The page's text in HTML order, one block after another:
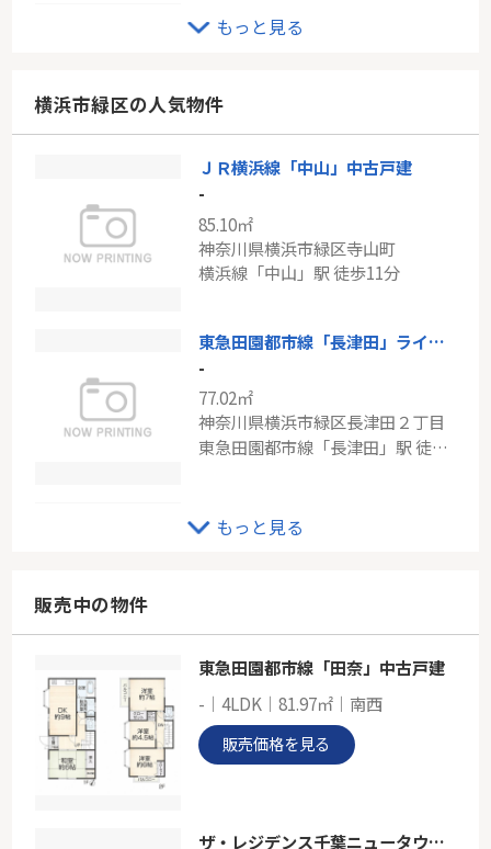
-
東急東横線「綱島」駅 徒歩17分
102.92㎡
もっと見る
横浜市緑区の人気物件
ＪＲ横浜線「中山」中古戸建
-
85.10㎡
神奈川県横浜市緑区寺山町
横浜線「中山」駅 徒歩11分
東急田園都市線「長津田」ライム長津田壱番館
-
77.02㎡
神奈川県横浜市緑区長津田２丁目
東急田園都市線「長津田」駅 徒歩5分
-
-
104.34㎡
神奈川県横浜市緑区寺山町
もっと見る
販売中の物件
東急田園都市線「田奈」中古戸建
-｜4LDK｜81.97㎡｜南西
販売価格を見る
ザ・レジデンス千葉ニュータウン中央 五番館